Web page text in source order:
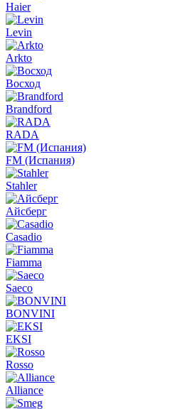
Haier
Levin
Arkto
Восход
Brandford
RADA
FM (Испания)
Stahler
Айсберг
Casadio
Fiamma
Saeco
BONVINI
EKSI
Rosso
Alliance